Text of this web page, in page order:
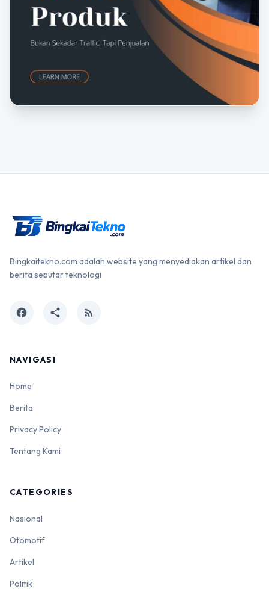
Bingkaitekno.com adalah website yang menyediakan artikel dan
berita seputar teknologi
facebook share rss_feed
NAVIGASI
Home
Berita
Privacy Policy
Tentang Kami
CATEGORIES
Nasional
Otomotif
Artikel
Politik